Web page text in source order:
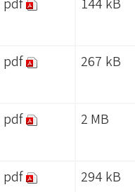
pdf 144 kB
pdf 267 kB
pdf 2 MB
pdf 294 kB